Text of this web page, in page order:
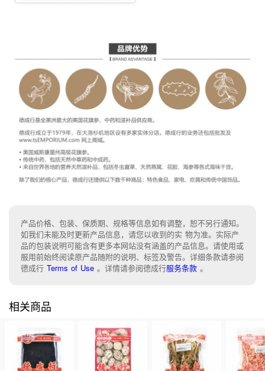
产品价格、包装、保质期、规格等信息如有调整，恕不另行通知。
如我们未能及时更新产品信息，请您以收到的实 物为准。实际产
品的包装说明可能含有更多本网站没有涵盖的产品信息。请使用或
服用前始终阅读原产品随附的说明、标签及警告。详细条款请参阅
德成行 Terms of Use 。 详情请参阅德成行服务条款 。
相关商品